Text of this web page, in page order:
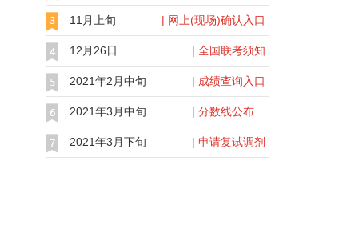
11月上旬 | 网上(现场)确认入口
12月26日 | 全国联考须知
2021年2月中旬 | 成绩查询入口
2021年3月中旬 | 分数线公布
2021年3月下旬 | 申请复试调剂